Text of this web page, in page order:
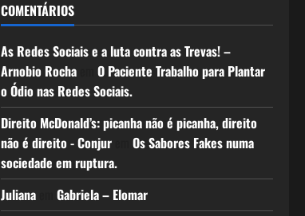
COMENTÁRIOS
As Redes Sociais e a luta contra as Trevas! –
Arnobio Rochaem O Paciente Trabalho para Plantar
o Ódio nas Redes Sociais.
Direito McDonald’s: picanha não é picanha, direito
não é direito - Conjurem Os Sabores Fakes numa
sociedade em ruptura.
Julianaem Gabriela – Elomar